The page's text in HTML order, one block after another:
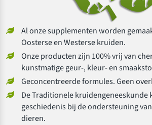
Al onze supplementen worden
Oosterse en Westerse kruiden.
Onze producten zijn 100% vrij van
kunstmatige geur-, kleur- en
Geconcentreerde formules. Geen
De Traditionele kruidengeneeskunde
geschiedenis bij de ondersteuning
dieren.